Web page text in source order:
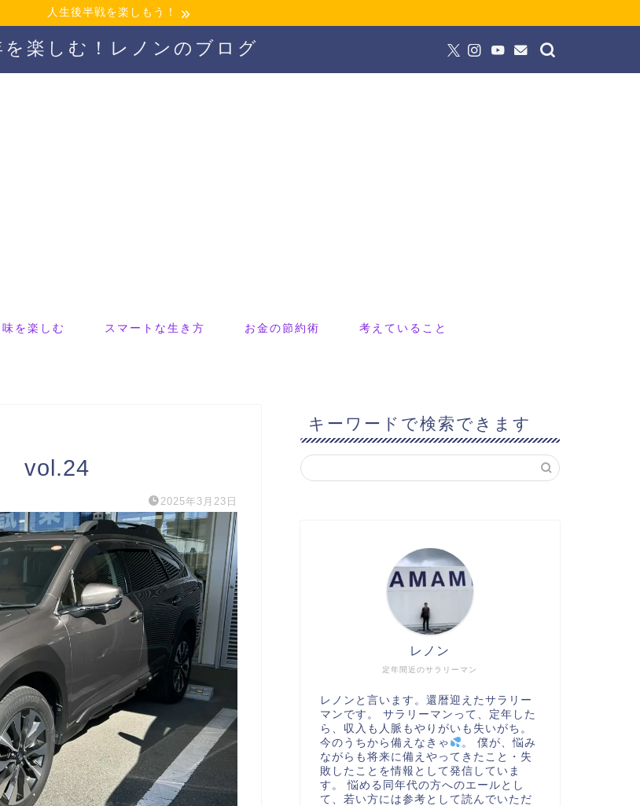
人生後半戦を楽しもう！
を楽しむ！レノンのブログ
味を楽しむ スマートな生き方 お金の節約術 考えていること
vol.24
2025年3月23日
キーワードで検索できます
定年間近のサラリーマン
レノン
レノンと言います。還暦迎えたサラリー
マンです。 サラリーマンって、定年した
ら、収入も人脈もやりがいも失いがち。
今のうちから備えなきゃ
。 僕が、悩み
ながらも将来に備えやってきたこと・失
敗したことを情報として発信していま
す。 悩める同年代の方へのエールとし
て、若い方には参考として読んでいただ